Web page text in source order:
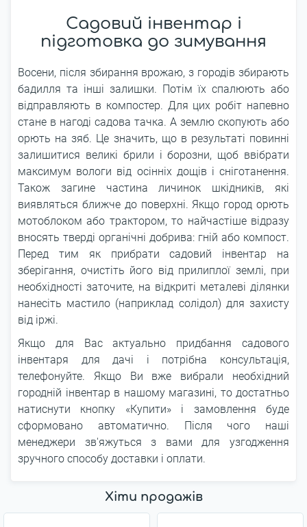
Садовий інвентар і
підготовка до зимування
Восени, після збирання врожаю, з городів збирають
бадилля та інші залишки. Потім їх спалюють або
відправляють в компостер. Для цих робіт напевно
стане в нагоді садова тачка. А землю скопують або
орють на зяб. Це значить, що в результаті повинні
залишитися великі брили і борозни, щоб ввібрати
максимум вологи від осінніх дощів і сніготанення.
Також загине частина личинок шкідників, які
виявляться ближче до поверхні. Якщо город орють
мотоблоком або трактором, то найчастіше відразу
вносять тверді органічні добрива: гній або компост.
Перед тим як прибрати садовий інвентар на
зберігання, очистіть його від прилиплої землі, при
необхідності заточите, на відкриті металеві ділянки
нанесіть мастило (наприклад солідол) для захисту
від іржі.
Якщо для Вас актуально придбання садового
інвентаря для дачі і потрібна консультація,
телефонуйте. Якщо Ви вже вибрали необхідний
городній інвентар в нашому магазині, то достатньо
натиснути кнопку «Купити» і замовлення буде
сформовано автоматично. Після чого наші
менеджери зв'яжуться з вами для узгодження
зручного способу доставки і оплати.
Хіти продажів